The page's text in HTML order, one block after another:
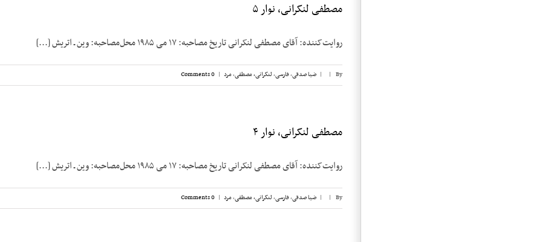
مصطفی لنکرانی، نوار ۵
روایت‌کننده: آقای مصطفی لنکرانی تاریخ مصاحبه: ۱۷ می ۱۹۸۵ محل‌مصاحبه: وین ـ اتریش [...]
By
|
| ضیا صدقی,فارسی,لنکرانی، مصطفی,مرد |
0 Comments
مصطفی لنکرانی، نوار ۴
روایت‌کننده: آقای مصطفی لنکرانی تاریخ مصاحبه: ۱۷ می ۱۹۸۵ محل‌مصاحبه: وین ـ اتریش [...]
By
|
| ضیا صدقی,فارسی,لنکرانی، مصطفی,مرد |
0 Comments